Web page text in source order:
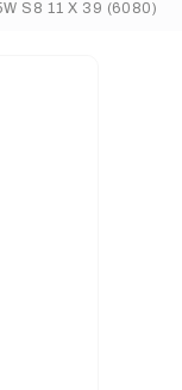
S8 11 X 39 (6080)